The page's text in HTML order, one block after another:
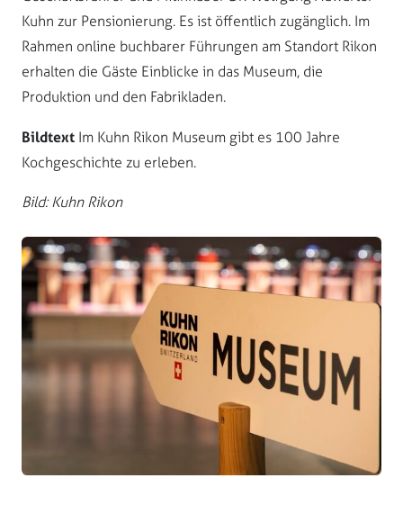
Kuhn zur Pensionierung. Es ist öffentlich zugänglich. Im
Rahmen online buchbarer Führungen am Standort Rikon
erhalten die Gäste Einblicke in das Museum, die
Produktion und den Fabrikladen.
Bildtext Im Kuhn Rikon Museum gibt es 100 Jahre
Kochgeschichte zu erleben.
Bild: Kuhn Rikon